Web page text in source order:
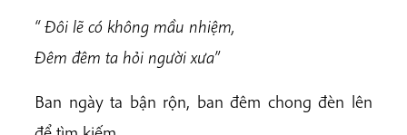
“ Đôi lẽ có không mầu nhiệm,
Đêm đêm ta hỏi người xưa”
Ban ngày ta bận rộn, ban đêm chong đèn lên